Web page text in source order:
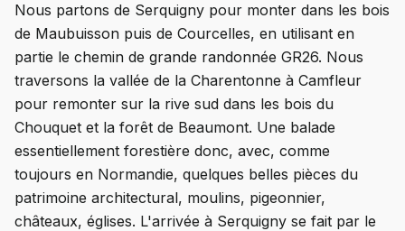
Nous partons de Serquigny pour monter dans les bois
de Maubuisson puis de Courcelles, en utilisant en
partie le chemin de grande randonnée GR26. Nous
traversons la vallée de la Charentonne à Camfleur
pour remonter sur la rive sud dans les bois du
Chouquet et la forêt de Beaumont. Une balade
essentiellement forestière donc, avec, comme
toujours en Normandie, quelques belles pièces du
patrimoine architectural, moulins, pigeonnier,
châteaux, églises. L'arrivée à Serquigny se fait par le